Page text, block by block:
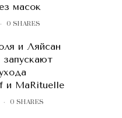
масок
0 SHARES
и Ляйсан
и MaRituelle
0 SHARES